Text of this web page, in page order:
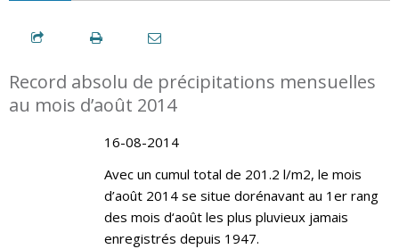
Record absolu de précipitations mensuelles
au mois d’août 2014
16-08-2014
Avec un cumul total de 201.2 l/m2, le mois
d’août 2014 se situe dorénavant au 1er rang
des mois d‘août les plus pluvieux jamais
enregistrés depuis 1947.